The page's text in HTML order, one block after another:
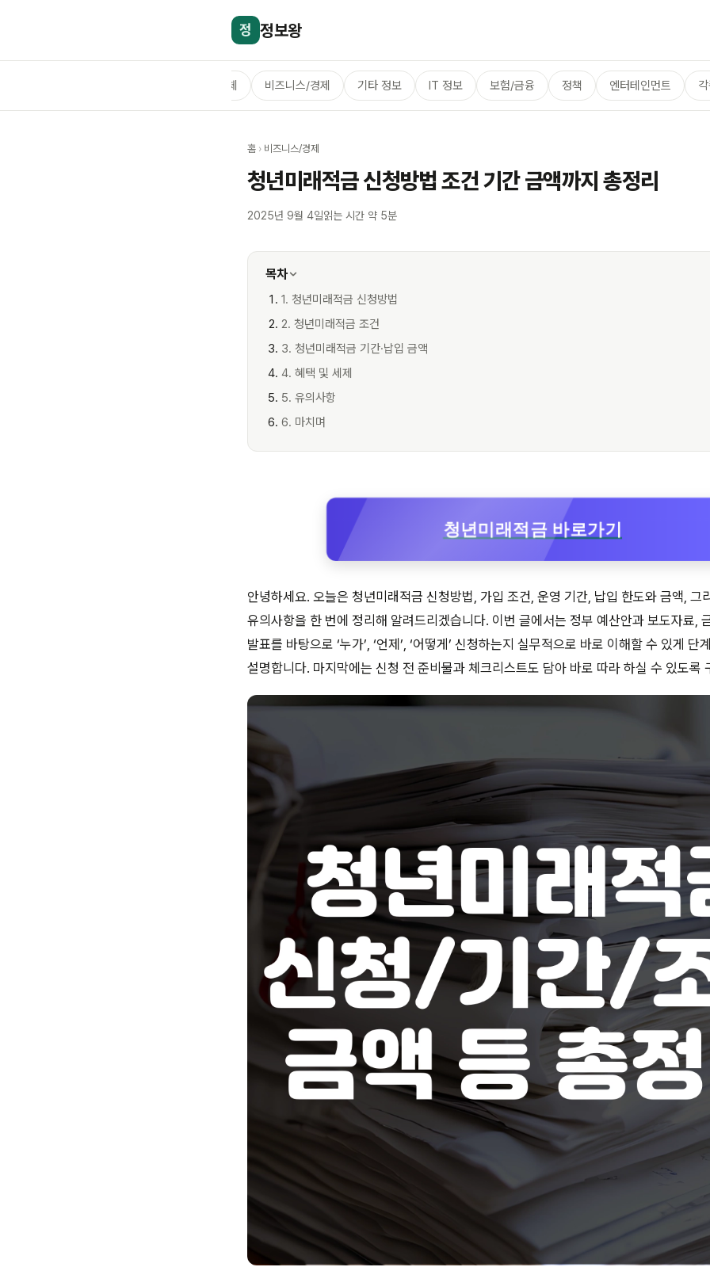
정 정보왕
전체 비즈니스/경제 기타 정보 IT 정보 보험/금융 정책 엔터테인먼트
홈 › 비즈니스/경제
청년미래적금 신청방법 조건 기간 금액까지 총정리
2025년 9월 4일읽는 시간 약 5분
목차
1. 청년미래적금 신청방법
2. 청년미래적금 조건
3. 청년미래적금 기간·납입 금액
4. 혜택 및 세제
5. 유의사항
6. 마치며
청년미래적금 바로가기
안녕하세요. 오늘은 청년미래적금 신청방법, 가입 조건, 운영 기간, 납입 한도와 금액, 그
유의사항을 한 번에 정리해 알려드리겠습니다. 이번 글에서는 정부 예산안과 보도자료,
발표를 바탕으로 ‘누가’, ‘언제’, ‘어떻게’ 신청하는지 실무적으로 바로 이해할 수 있게 단
설명합니다. 마지막에는 신청 전 준비물과 체크리스트도 담아 바로 따라 하실 수 있도록